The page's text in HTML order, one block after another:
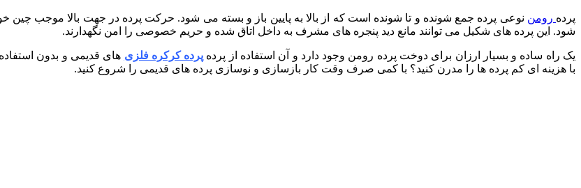
پرده رومن نوعی پرده جمع شونده و تا شونده است که از بالا به پایین باز و بسته می شود. حرکت پرده در جهت بالا موجب
شود. این پرده های شکیل می توانند مانع دید پنجره های مشرف به داخل اتاق شده و حریم خصوصی را امن نگهدارند.
یک راه ساده و بسیار ارزان برای دوخت پرده رومن وجود دارد و آن استفاده از پرده پرده کرکره فلزی های قدیمی و بدون
با هزینه ای کم پرده ها را مدرن کنید؟ با کمی صرف وقت کار بازسازی و نوسازی پرده های قدیمی را شروع کنید.